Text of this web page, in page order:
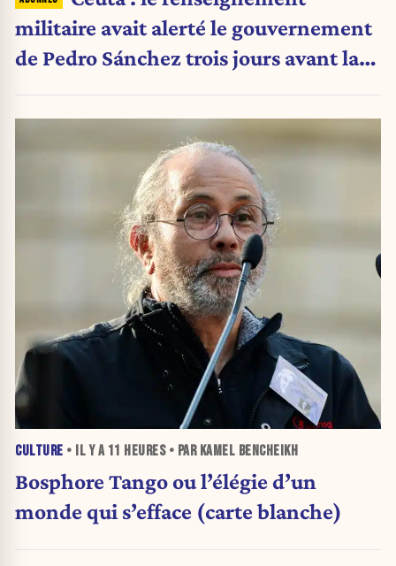
militaire avait alerté le gouvernement
de Pedro Sánchez trois jours avant la
CULTURE • IL Y A 11 HEURES• PAR KAMEL BENCHEIKH
Bosphore Tango ou l’élégie d’un
monde qui s’efface (carte blanche)